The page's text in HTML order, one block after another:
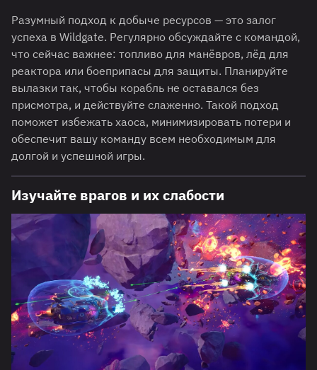
Разумный подход к добыче ресурсов — это залог
успеха в Wildgate. Регулярно обсуждайте с командой,
что сейчас важнее: топливо для манёвров, лёд для
реактора или боеприпасы для защиты. Планируйте
вылазки так, чтобы корабль не оставался без
присмотра, и действуйте слаженно. Такой подход
поможет избежать хаоса, минимизировать потери и
обеспечит вашу команду всем необходимым для
долгой и успешной игры.
Изучайте врагов и их слабости